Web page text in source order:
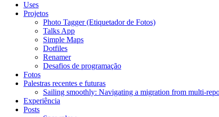
Uses
Projetos
Photo Tagger (Etiquetador de Fotos)
Talks App
Simple Maps
Dotfiles
Renamer
Desafios de programação
Fotos
Palestras recentes e futuras
Sailing smoothly: Navigating a migration from multi-
Experiência
Posts